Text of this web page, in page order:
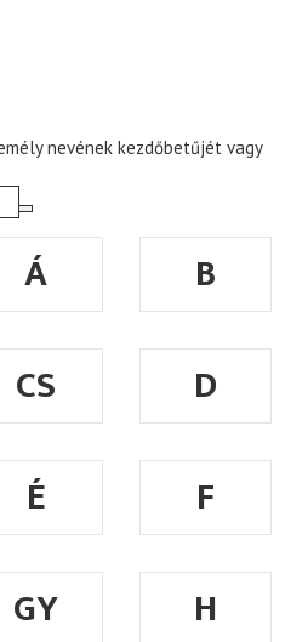
nevének kezdőbetűjét vagy
Á
B
CS
D
É
F
GY
H